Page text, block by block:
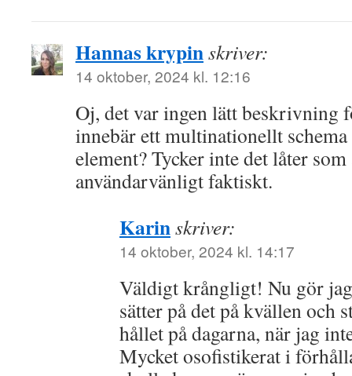
Hannas krypinskriver:
14 oktober, 2024 kl. 12:16
Oj, det var ingen lätt beskrivning
innebär ett multinationellt
element? Tycker inte det låter
användarvänligt faktiskt.
Karinskriver:
14 oktober, 2024 kl. 14:17
Väldigt krångligt! Nu gör
sätter på det på kvällen och
hållet på dagarna, när jag
Mycket osofistikerat i